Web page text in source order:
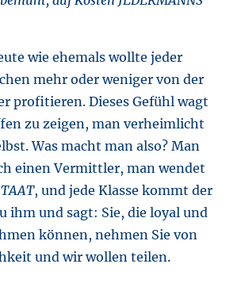
wie ehemals wollte jeder
mehr oder weniger von der
profitieren. Dieses Gefühl wagt
zu zeigen, man verheimlicht
Was macht man also? Man
einen Vermittler, man wendet
, und jede Klasse kommt der
ihm und sagt: Sie, die loyal und
können, nehmen Sie von
und wir wollen teilen.